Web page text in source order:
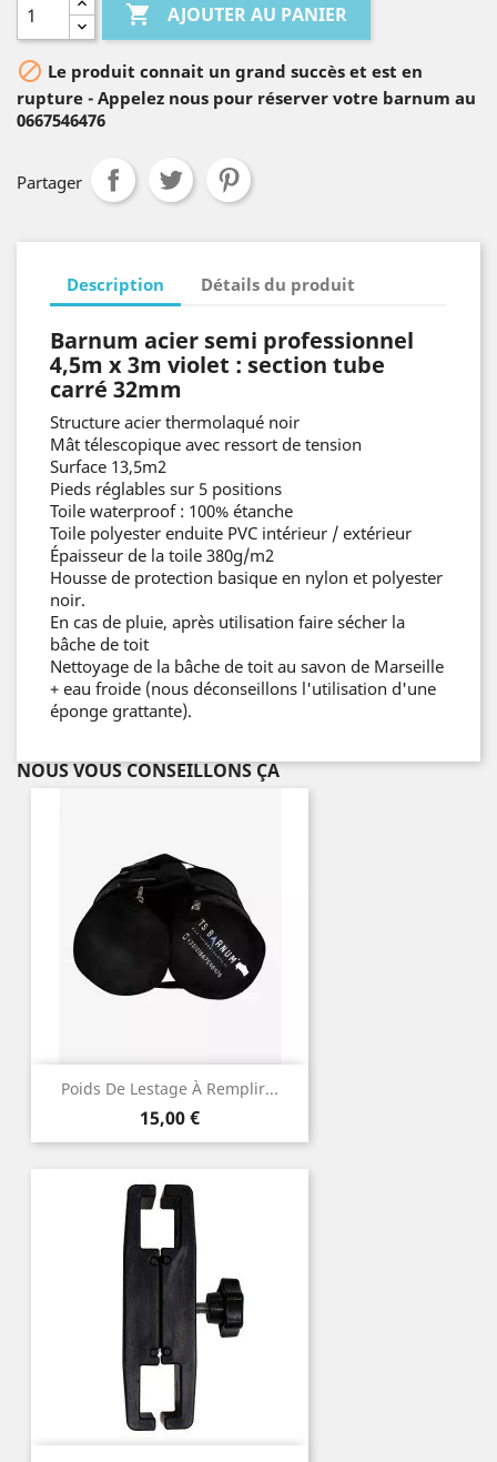
 AJOUTER AU PANIER
 Le produit connait un grand succès et est en
rupture - Appelez nous pour réserver votre barnum au
0667546476
Partager
Description Détails du produit
Barnum acier semi professionnel
4,5m x 3m violet : section tube
carré 32mm
Structure acier thermolaqué noir
Mât télescopique avec ressort de tension
Surface 13,5m2
Pieds réglables sur 5 positions
Toile waterproof : 100% étanche
Toile polyester enduite PVC intérieur / extérieur
Épaisseur de la toile 380g/m2
Housse de protection basique en nylon et polyester
noir.
En cas de pluie, après utilisation faire sécher la
bâche de toit
Nettoyage de la bâche de toit au savon de Marseille
+ eau froide (nous déconseillons l'utilisation d'une
éponge grattante).
NOUS VOUS CONSEILLONS ÇA
Poids De Lestage À Remplir...
Prix
15,00 €